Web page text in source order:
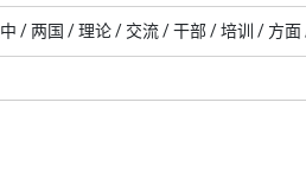
/两国 /理论 / 交流 /干部 /培训 / 方面